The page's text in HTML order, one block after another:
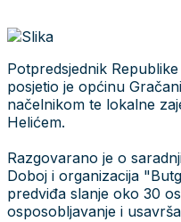
Potpredsjednik
posjetio je općinu
načelnikom te lokalne
Helićem.
Razgovarano je o
Doboj i organizacija
predviđa slanje oko 30
osposobljavanje i